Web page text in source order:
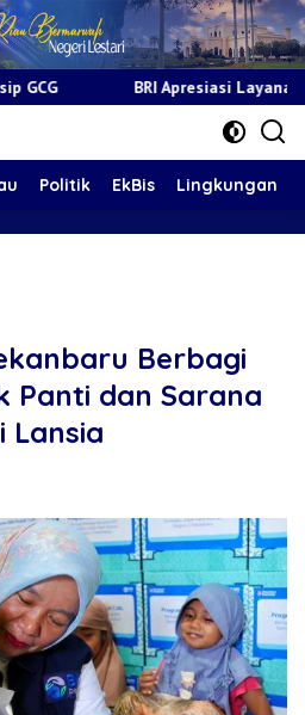
Apresiasi Layanan Kepada
Politik EkBis Lingkungan
Berbagi
Panti dan Sarana
Lansia